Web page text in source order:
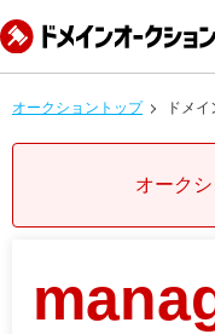
オークショントップ ドメ
オーク